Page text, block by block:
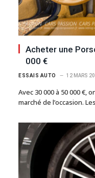
Acheter une
000 €
ESSAIS AUTO 12 MARS
Avec 30 000 à 50 000 €,
marché de l’occasion.